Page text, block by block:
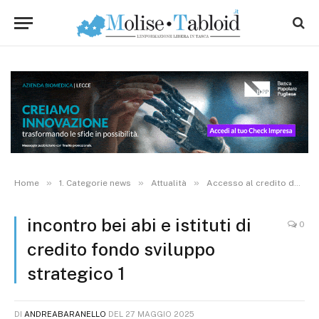
Home » 1. Categorie news » Attualità » Accesso al credito delle imprese molisane, gettate le basi per un Fondo di Sviluppo Strategico
incontro bei abi e istituti di
credito fondo sviluppo
strategico 1
0
DI ANDREABARANELLO DEL 27 MAGGIO 2025